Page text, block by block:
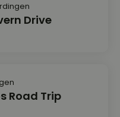
Drive
Road Trip